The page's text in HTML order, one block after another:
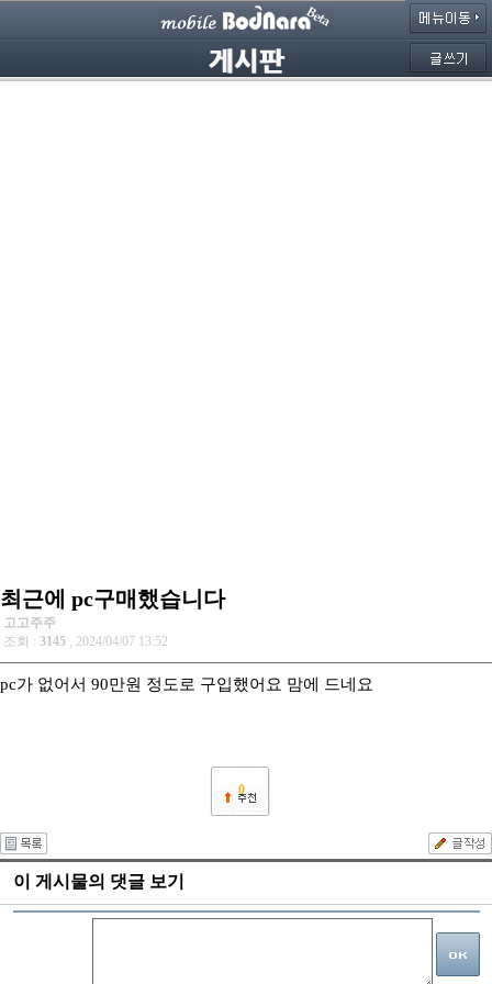
최근에 pc구매했습니다
고고주주
조회 : 3145 , 2024/04/07 13:52
pc가 없어서 90만원 정도로 구입했어요 맘에 드네요
0
이 게시물의 댓글 보기